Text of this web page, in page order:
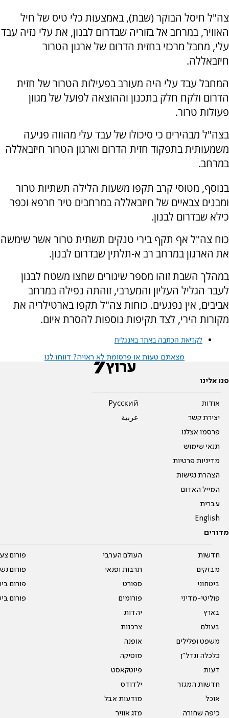
צה"ל חיסל הבוקר (שבת), באמצעות כלי טיס של חיל
האוויר, במרחב אל בזוריה שבדרום לבנון, את עלי נזיה עבד
עלי, מחבל מרכזי בחזית הדרום של ארגון הטרור
חיזבאללה.
המחבל עבד עלי היה מעורב בפעילות הטרור של חזית
הדרום ולקח חלק בתכנון וההוצאה לפועל של מגוון
פעולות טרור.
בצה"ל מבהירים כי סיכולו של עבד עלי מהווה פגיעה
משמעותית בתפקוד חזית הדרום וארגון הטרור חיזבאללה
במרחב.
בנוסף, מטוסי קרב תקפו משעות הלילה תשתיות טרור
ומבנים צבאיים של חיזבאללה במרחבים טיר חרפא וכפר
כילא שבדרום לבנון.
כוח צה"ל אף תקף בירי טנקים תשתית טרור אשר שימשה
את הארגון במרחב רב א-תלתין שבדרום לבנון.
במהלך השבת זוהו מספר שיגורים שחצו משטח לבנון
לעבר הגליל העליון והמערבי, זוהתה נפילה במרחב
אביבים, אין נפגעים. כוחות צה"ל תקפו בארטילריה את
מקורות הירי, לצד תקיפות נוספות להסרת איום.
לקריאת הכתבה באתר באנגלית
מצאתם טעות או פרסומת לא ראויה? דווחו לנו
פנו אלינו
אודות
יצירת קשר
פרסמו אצלנו
תנאי שימוש
מדיניות פרטיות
הצהרת נגישות
המייל האדום
עברית
English
Pусский
عربية
מדורים
חדשות
מבזקים
ביטחוני
פוליטי-מדיני
בארץ
בעולם
משפט ופלילים
כלכלה ונדל"ן
דעות
חדשות המגזר
אוכל
כיפה שחורה
העולם הערבי
תרבות ופנאי
ספורט
פורומים
יהדות
צרכנות
אופנה
מוסיקה
פיוטקאסט
ילדודס
מודעות אבל
מזג אוויר
פורום
פורום
פורום
פורום